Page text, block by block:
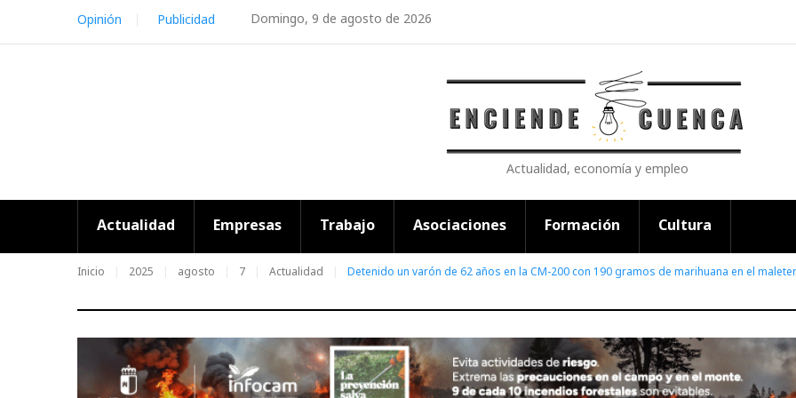
content
Domingo, 9 de agosto de 2026
Opinión Publicidad
Actualidad, economía y empleo
Actualidad Empresas Trabajo Asociaciones Formación Cultura
Inicio 2025 agosto 7 Actualidad Detenido un varón de 62 años en la CM-200 con 190 gramos de marihuana en el